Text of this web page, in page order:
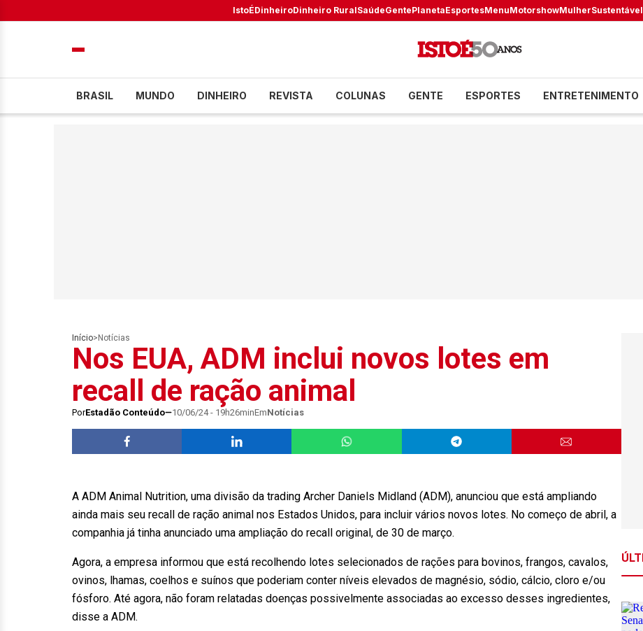
IstoÉDinheiroDinheiro RuralSaúdeGentePlanetaEsportesMenuMotorshowMulherSustentável
BRASIL MUNDO DINHEIRO REVISTA COLUNAS GENTE ESPORTES ENTRETENIMENTO
Início> Notícias
Nos EUA, ADM inclui novos lotes em
recall de ração animal
PorEstadão Conteúdo 10/06/24 - 19h26minEmNotícias
A ADM Animal Nutrition, uma divisão da trading Archer Daniels Midland (ADM), anunciou que está ampliando
ainda mais seu recall de ração animal nos Estados Unidos, para incluir vários novos lotes. No começo de abril, a
companhia já tinha anunciado uma ampliação do recall original, de 30 de março.
Agora, a empresa informou que está recolhendo lotes selecionados de rações para bovinos, frangos, cavalos,
ovinos, lhamas, coelhos e suínos que poderiam conter níveis elevados de magnésio, sódio, cálcio, cloro e/ou
fósforo. Até agora, não foram relatadas doenças possivelmente associadas ao excesso desses ingredientes,
disse a ADM.